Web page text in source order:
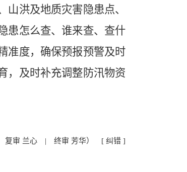
洪及地质灾害隐患点、
患怎么查、谁来查、查什
准度，确保预报预警及时
，及时补充调整防汛物资
[ 纠错 ]
复审 兰心 | 终审 芳华）